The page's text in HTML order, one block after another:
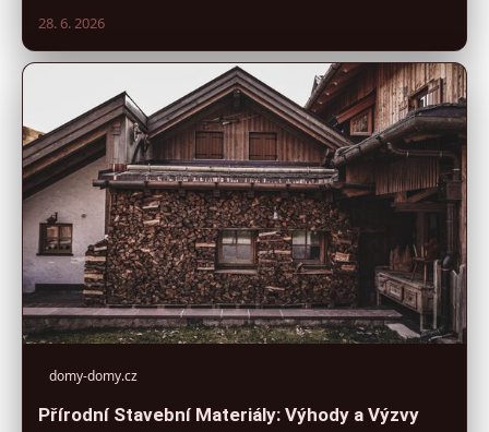
28. 6. 2026
domy-domy.cz
Přírodní Stavební Materiály: Výhody a Výzvy